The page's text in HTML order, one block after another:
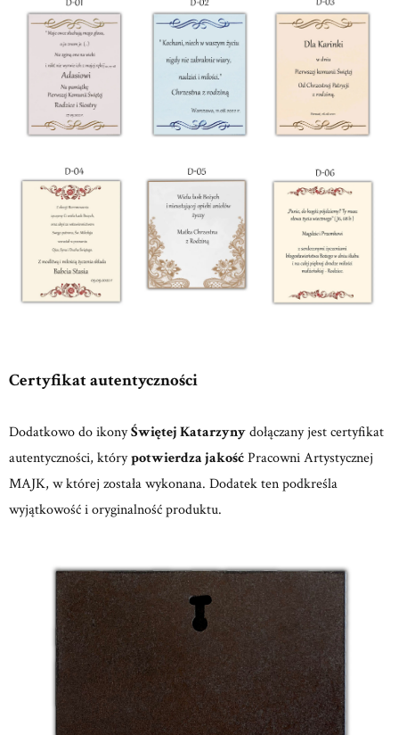
Certyfikat autentyczności
Dodatkowo do ikonyŚwiętej Katarzynydołączany jest certyfikat
autentyczności, którypotwierdza jakośćPracowni Artystycznej
MAJK, w której została wykonana. Dodatek ten podkreśla
wyjątkowość i oryginalność produktu.